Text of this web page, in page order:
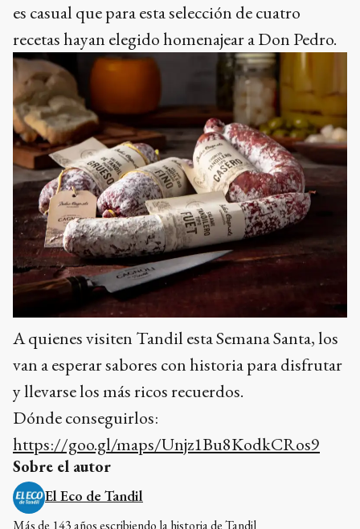
es casual que para esta selección de cuatro
recetas hayan elegido homenajear a Don Pedro.
A quienes visiten Tandil esta Semana Santa, los
van a esperar sabores con historia para disfrutar
y llevarse los más ricos recuerdos.
Dónde conseguirlos:
https://goo.gl/maps/Unjz1Bu8KodkCRos9
Sobre el autor
El Eco de Tandil
Más de 143 años escribiendo la historia de Tandil